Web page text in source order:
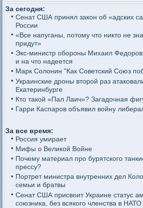
За сегодня:
Сенат США принял закон об «адских
России
«Все напуганы, потому что никто не
придут»
Экс-министр обороны Михаил Федоров
и на что надеется
Марк Солонин "Как Советский Союз
Украинские дроны второй раз
Екатеринбурге
Кто такой «Пал Лаич»? Загадочная
Гарри Каспаров объявил войну
За все время:
Россия умирает
Мифы о Великой Войне
Почему материал про бурятского
прессу?
Портрет министра внутренних дел
семьи и братвы
Сенат США присвоит Украине статус
союзника, без всякого членства в НАТО